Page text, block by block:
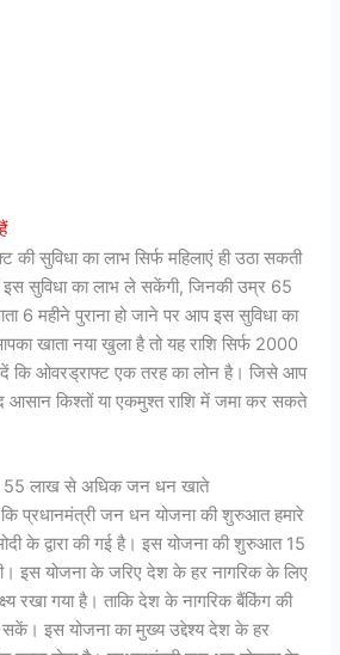
सुविधा का लाभ सिर्फ महिलाएं ही उठा सकती
इस सुविधा का लाभ ले सकेंगी, जिनकी उम्र 65
6 महीने पुराना हो जाने पर आप इस सुविधा का
खाता नया खुला है तो यह राशि सिर्फ 2000
दें कि ओवरड्राफ्ट एक तरह का लोन है। जिसे आप
आसान किश्तों या एकमुश्त राशि में जमा कर सकते
55 लाख से अधिक जन धन खाते
प्रधानमंत्री जन धन योजना की शुरुआत हमारे
के द्वारा की गई है। इस योजना की शुरुआत 15
इस योजना के जरिए देश के हर नागरिक के लिए
रखा गया है। ताकि देश के नागरिक बैंकिंग की
सकें। इस योजना का मुख्य उद्देश्य देश के हर